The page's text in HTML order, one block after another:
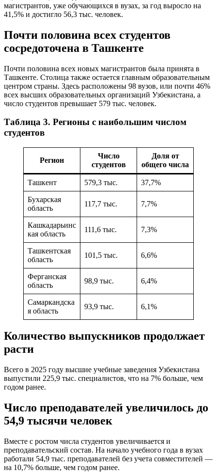
магистрантов, уже обучающихся в вузах, за год выросло на
41,5% и достигло 56,3 тыс. человек.
Почти половина всех студентов
сосредоточена в Ташкенте
Почти половина всех новых магистрантов была принята в
Ташкенте. Столица также остается главным образовательным
центром страны. Здесь расположены 98 вузов, или почти 46%
всех высших образовательных организаций Узбекистана, а
число студентов превышает 579 тыс. человек.
Таблица 3. Регионы с наибольшим числом
студентов
Регион
Число
студентов
Доля от
общего числа
Ташкент 579,3 тыс. 37,7%
Бухарская
область
117,7 тыс. 7,7%
Кашкадарьинс
кая область
111,6 тыс. 7,3%
Ташкентская
область
101,5 тыс. 6,6%
Ферганская
область
98,9 тыс. 6,4%
Самаркандска
я область
93,9 тыс. 6,1%
Количество выпускников продолжает
расти
Всего в 2025 году высшие учебные заведения Узбекистана
выпустили 225,9 тыс. специалистов, что на 7% больше, чем
годом ранее.
Число преподавателей увеличилось до
54,9 тысячи человек
Вместе с ростом числа студентов увеличивается и
преподавательский состав. На начало учебного года в вузах
работали 54,9 тыс. преподавателей без учета совместителей —
на 10,7% больше, чем годом ранее.